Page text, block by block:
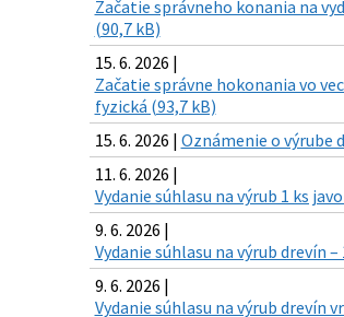
Začatie správneho konania na
(90,7 kB)
15. 6. 2026 |
Začatie správne hokonania vo
fyzická (93,7 kB)
15. 6. 2026 | Oznámenie o výrube
11. 6. 2026 |
Vydanie súhlasu na výrub 1 ks
9. 6. 2026 |
Vydanie súhlasu na výrub drevín
9. 6. 2026 |
Vydanie súhlasu na výrub drevín